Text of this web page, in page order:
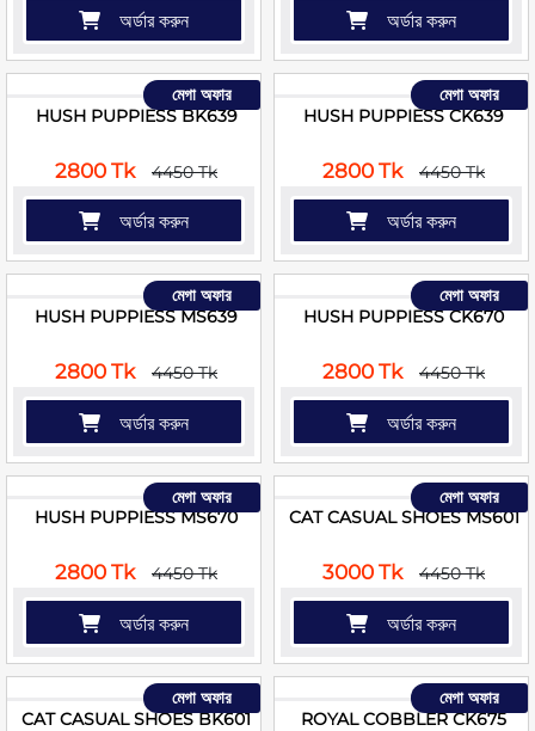
অর্ডার করুন অর্ডার করুন
মেগা অফার
HUSH PUPPIESS BK639
2800 Tk 4450 Tk
অর্ডার করুন
মেগা অফার
HUSH PUPPIESS CK639
2800 Tk 4450 Tk
অর্ডার করুন
মেগা অফার
HUSH PUPPIESS MS639
2800 Tk 4450 Tk
অর্ডার করুন
মেগা অফার
HUSH PUPPIESS CK670
2800 Tk 4450 Tk
অর্ডার করুন
মেগা অফার
HUSH PUPPIESS MS670
2800 Tk 4450 Tk
অর্ডার করুন
মেগা অফার
CAT CASUAL SHOES MS601
3000 Tk 4450 Tk
অর্ডার করুন
মেগা অফার
CAT CASUAL SHOES BK601
মেগা অফার
ROYAL COBBLER CK675